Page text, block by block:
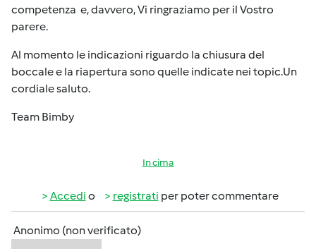
competenza e, davvero, Vi ringraziamo per il Vostro
parere.
Al momento le indicazioni riguardo la chiusura del
boccale e la riapertura sono quelle indicate nei topic.Un
cordiale saluto.
Team Bimby
In cima
Accedi o registrati per poter commentare
Anonimo (non verificato)